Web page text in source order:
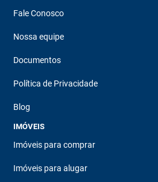
Fale Conosco
Nossa equipe
Documentos
Política de Privacidade
Blog
IMÓVEIS
Imóveis para comprar
Imóveis para alugar